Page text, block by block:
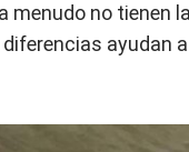
menudo no tienen
ayudan